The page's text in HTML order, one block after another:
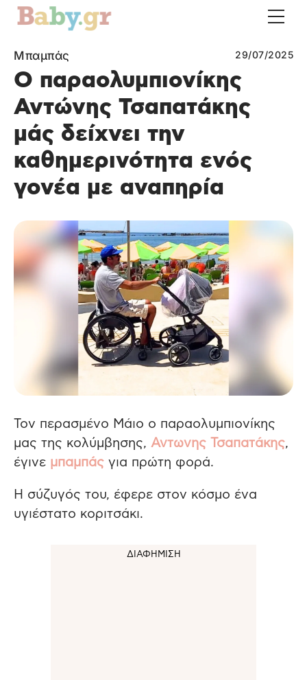
Μπαμπάς 29/07/2025
Ο παραολυμπιονίκης
Αντώνης Τσαπατάκης
μάς δείχνει την
καθημερινότητα ενός
γονέα με αναπηρία
Τον περασμένο Μάιο ο παραολυμπιονίκης
μας της κολύμβησης, Αντωνης Τσαπατάκης,
έγινε μπαμπάς για πρώτη φορά.
Η σύζυγός του, έφερε στον κόσμο ένα
υγιέστατο κοριτσάκι.